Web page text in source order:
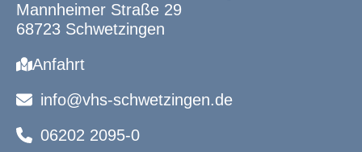
Mannheimer Straße 29
68723 Schwetzingen
Anfahrt
info@vhs-schwetzingen.de
06202 2095-0